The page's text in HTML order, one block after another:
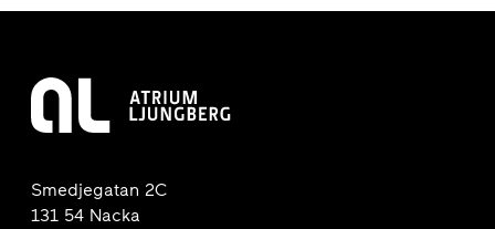
Smedjegatan 2C
131 54 Nacka